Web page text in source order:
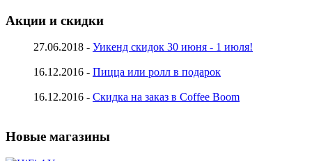
Акции и скидки
27.06.2018 - Уикенд скидок 30 июня - 1 июля!
16.12.2016 - Пицца или ролл в подарок
16.12.2016 - Скидка на заказ в Coffee Boom
Новые магазины